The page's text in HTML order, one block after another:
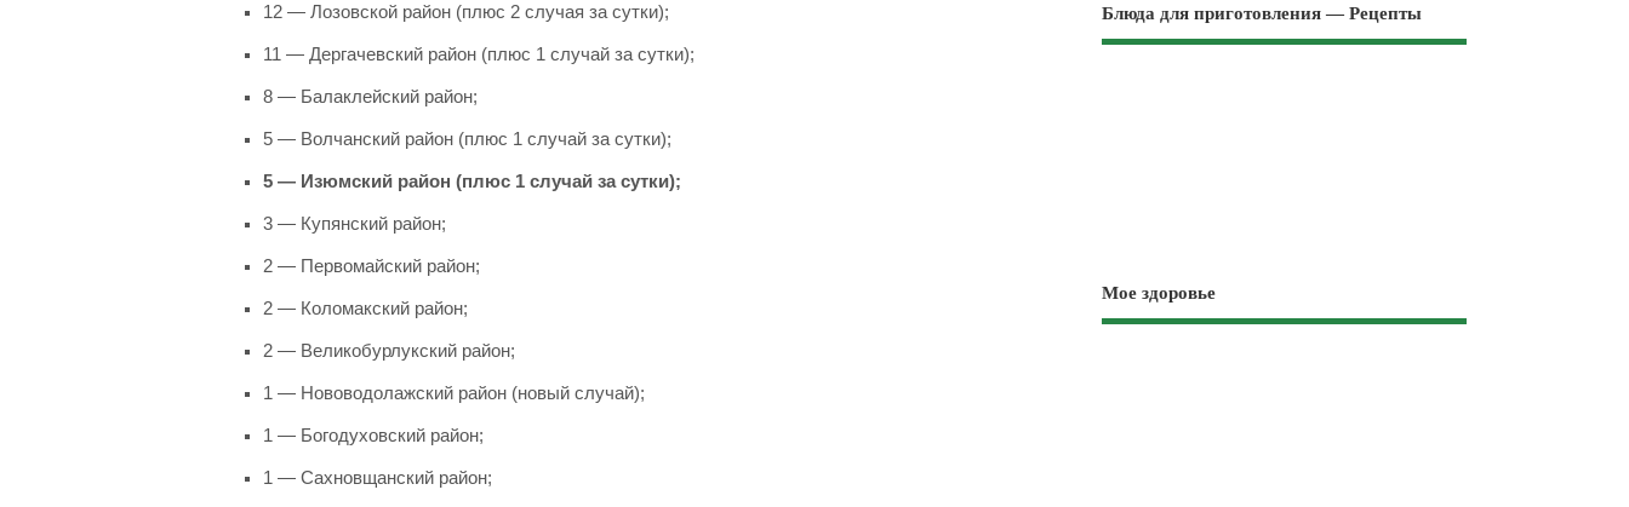
12 — Лозовской район (плюс 2 случая за сутки);
11 — Дергачевский район (плюс 1 случай за сутки);
8 — Балаклейский район;
5 — Волчанский район (плюс 1 случай за сутки);
5 — Изюмский район (плюс 1 случай за сутки);
3 — Купянский район;
2 — Первомайский район;
2 — Коломакский район;
2 — Великобурлукский район;
1 — Нововодолажский район (новый случай);
1 — Богодуховский район;
1 — Сахновщанский район;
Блюда для приготовления — Рецепты
Мое здоровье